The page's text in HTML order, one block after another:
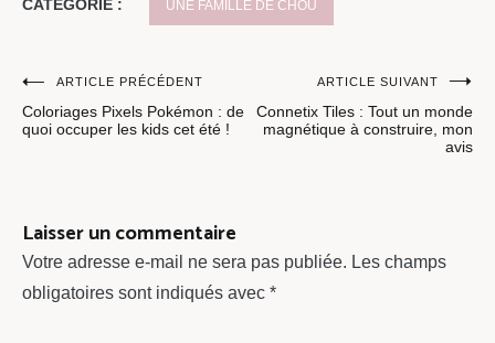
CATÉGORIE : UNE FAMILLE DE CHOU
Navigation
de
ARTICLE PRÉCÉDENT
Coloriages Pixels Pokémon : de
quoi occuper les kids cet été !
ARTICLE SUIVANT
Connetix Tiles : Tout un monde
magnétique à construire, mon
avis
Laisser un commentaire
Votre adresse e-mail ne sera pas publiée. Les champs
obligatoires sont indiqués avec *